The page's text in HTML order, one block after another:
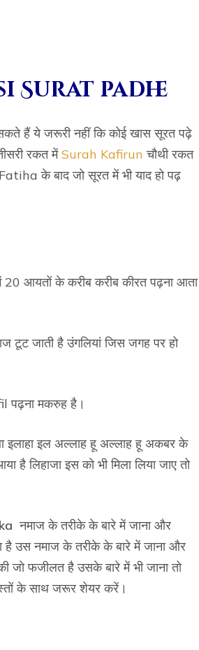
Surat padhe
हैं ये जरूरी नहीं कि कोई खास सूरत पढ़े
रकत मेंSurah Kafirun चौथी रकत
के बाद जो सूरत में भी याद हो पढ़
20 आयतों के करीब करीब कीरत पढ़ना आता
टूट जाती है उंगलियां जिस जगह पर हो
पढ़ना मकरुह है।
इलाहा इल अल्लाह हू अल्लाह हू अकबर के
है लिहाजा इस को भी मिला लिया जाए तो
नमाज के तरीके के बारे में जाना और
है उस नमाज के तरीके के बारे में जाना और
जो फजीलत है उसके बारे में भी जाना तो
के साथ जरूर शेयर करें।